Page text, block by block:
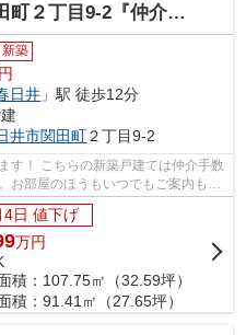
9-2『仲介料無料』新築戸建て
新築
日井 」駅 徒歩12分
井市関田町２丁目9-2
す！ こちらの新築戸建ては仲介手数
お部屋のほうもいつでもご案内もさ
4日 値下げ
万円
積：107.75㎡（32.59坪）
積：91.41㎡（27.65坪）